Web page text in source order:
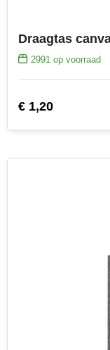
Draagtas
2991op voorraad
€ 1,20